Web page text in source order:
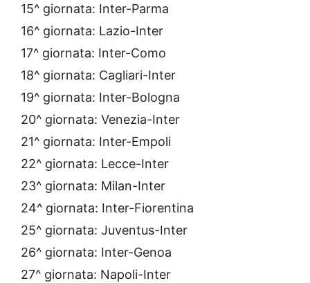
15^ giornata: Inter-Parma
16^ giornata: Lazio-Inter
17^ giornata: Inter-Como
18^ giornata: Cagliari-Inter
19^ giornata: Inter-Bologna
20^ giornata: Venezia-Inter
21^ giornata: Inter-Empoli
22^ giornata: Lecce-Inter
23^ giornata: Milan-Inter
24^ giornata: Inter-Fiorentina
25^ giornata: Juventus-Inter
26^ giornata: Inter-Genoa
27^ giornata: Napoli-Inter